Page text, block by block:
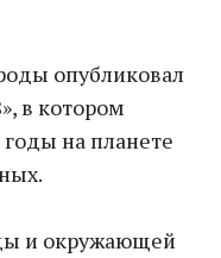
опубликовал
в котором
годы на планете
и окружающей